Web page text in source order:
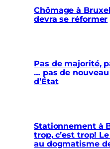
Chômage à
devra se réformer
Pas de majorité,
… pas de
d’État
Stationnement à
trop, c’est trop!
au dogmatisme